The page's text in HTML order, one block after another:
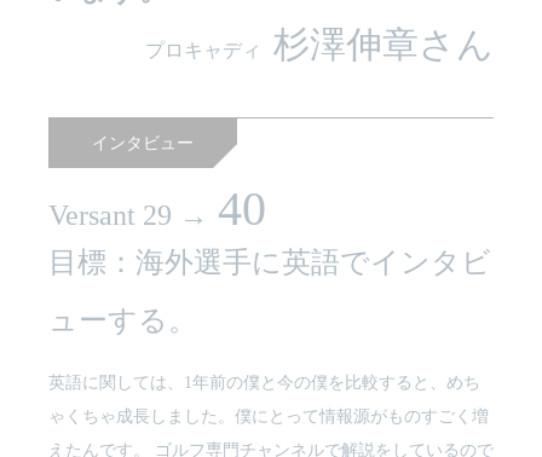
プロキャディ 杉澤伸章さん
インタビュー
Versant 29 → 40
目標：海外選手に英語でインタビ
ューする。
英語に関しては、1年前の僕と今の僕を比較すると、めち
ゃくちゃ成長しました。僕にとって情報源がものすごく増
えたんです。 ゴルフ専門チャンネルで解説をしているので